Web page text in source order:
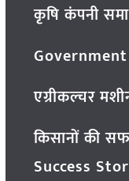
कृषि कंपनी
Government
एग्रीकल्चर
किसानों की
Success